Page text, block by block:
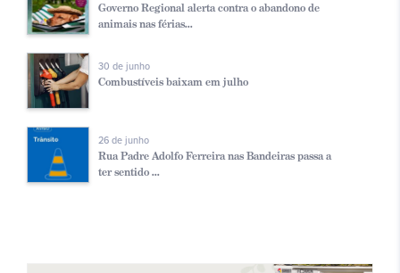
Governo Regional alerta contra o abandono de
animais nas férias...
30 de junho
Combustíveis baixam em julho
26 de junho
Rua Padre Adolfo Ferreira nas Bandeiras passa a
ter sentido ...